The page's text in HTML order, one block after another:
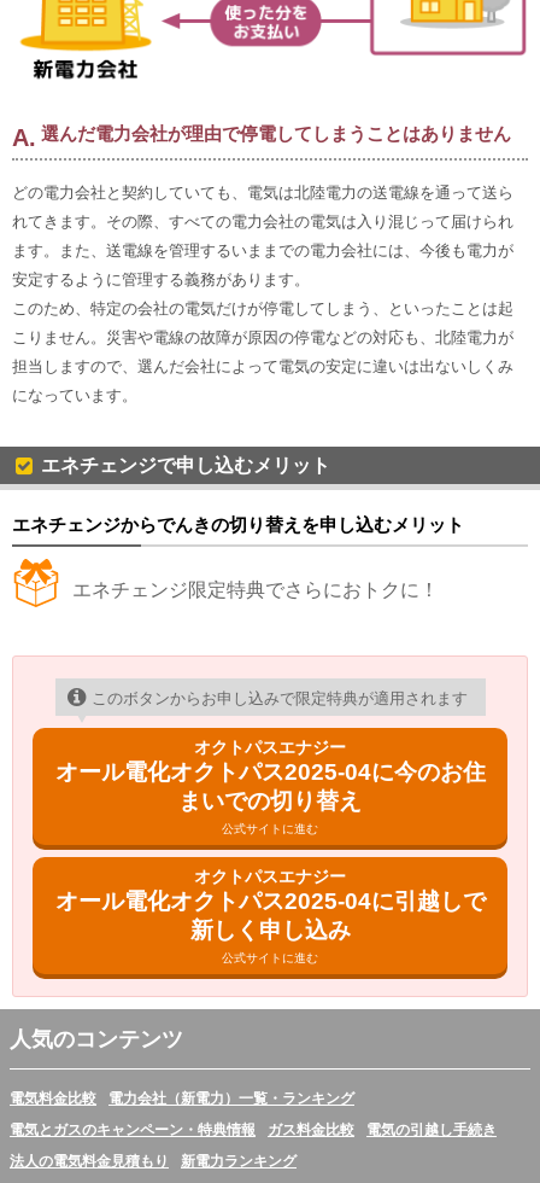
選んだ電力会社が理由で停電してしまうことはありません
どの電力会社と契約していても、電気は北陸電力の送電線を通って送ら
れてきます。その際、すべての電力会社の電気は入り混じって届けられ
ます。また、送電線を管理するいままでの電力会社には、今後も電力が
安定するように管理する義務があります。
このため、特定の会社の電気だけが停電してしまう、といったことは起
こりません。災害や電線の故障が原因の停電などの対応も、北陸電力が
担当しますので、選んだ会社によって電気の安定に違いは出ないしくみ
になっています。
エネチェンジで申し込むメリット
エネチェンジからでんきの切り替えを申し込むメリット
エネチェンジ限定特典でさらにおトクに！
このボタンからお申し込みで限定特典が適用されます
オクトパスエナジー
オール電化オクトパス2025-04に今のお住
まいでの切り替え
公式サイトに進む
オクトパスエナジー
オール電化オクトパス2025-04に引越しで
新しく申し込み
公式サイトに進む
人気のコンテンツ
電気料金比較
電力会社（新電力）一覧・ランキング
電気とガスのキャンペーン・特典情報
ガス料金比較
電気の引越し手続き
法人の電気料金見積もり
新電力ランキング